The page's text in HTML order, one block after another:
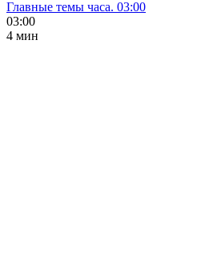
Главные темы часа. 03:00
03:00
4 мин